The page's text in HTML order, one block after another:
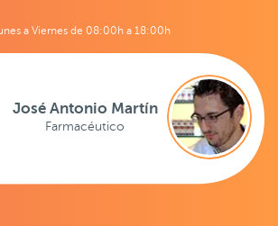
a Viernes de 08:00h a 18:00h
José Antonio Martín
Farmacéutico